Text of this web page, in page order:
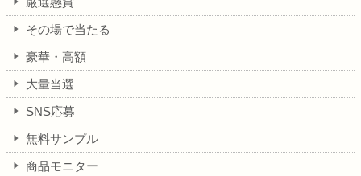
その場で当たる
豪華・高額
大量当選
SNS応募
無料サンプル
商品モニター